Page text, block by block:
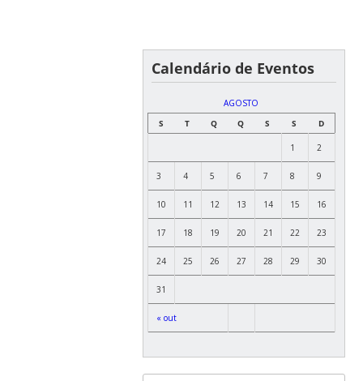
Calendário de Eventos
AGOSTO
S
T Q Q S S D
« out
1 2
3 4 5 6 7 8 9
10 11 12 13 14 15 16
17 18 19 20 21 22 23
24 25 26 27 28 29 30
31